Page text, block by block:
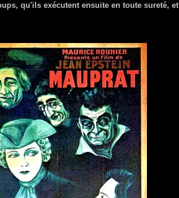
qu'ils exécutent ensuite en toute sureté, et